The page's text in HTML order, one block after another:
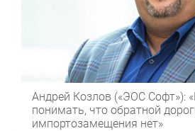
Андрей Козлов («ЭОС Софт»):
понимать, что обратной
импортозамещения нет»